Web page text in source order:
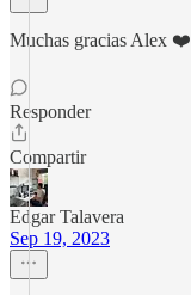
Muchas gracias Alex ❤️
Responder
Compartir
Edgar Talavera
Sep 19, 2023